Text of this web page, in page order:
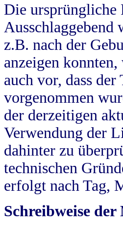
Die ursprüngliche
Ausschlaggebend
z.B. nach der
anzeigen
auch vor, dass
vorgenommen
der derzeitigen
Verwendung der
dahinter zu
technischen
erfolgt nach Tag,
Schreibweise der